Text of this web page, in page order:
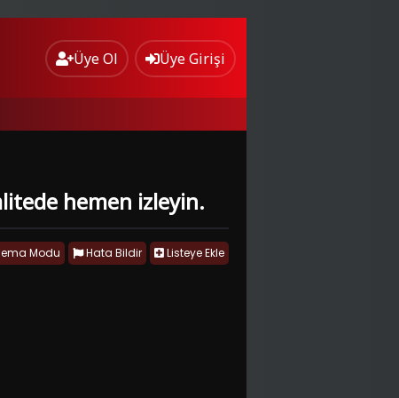
Üye Ol Üye Girişi
hemen izleyin.
Listeye Ekle
Hata Bildir
Modu